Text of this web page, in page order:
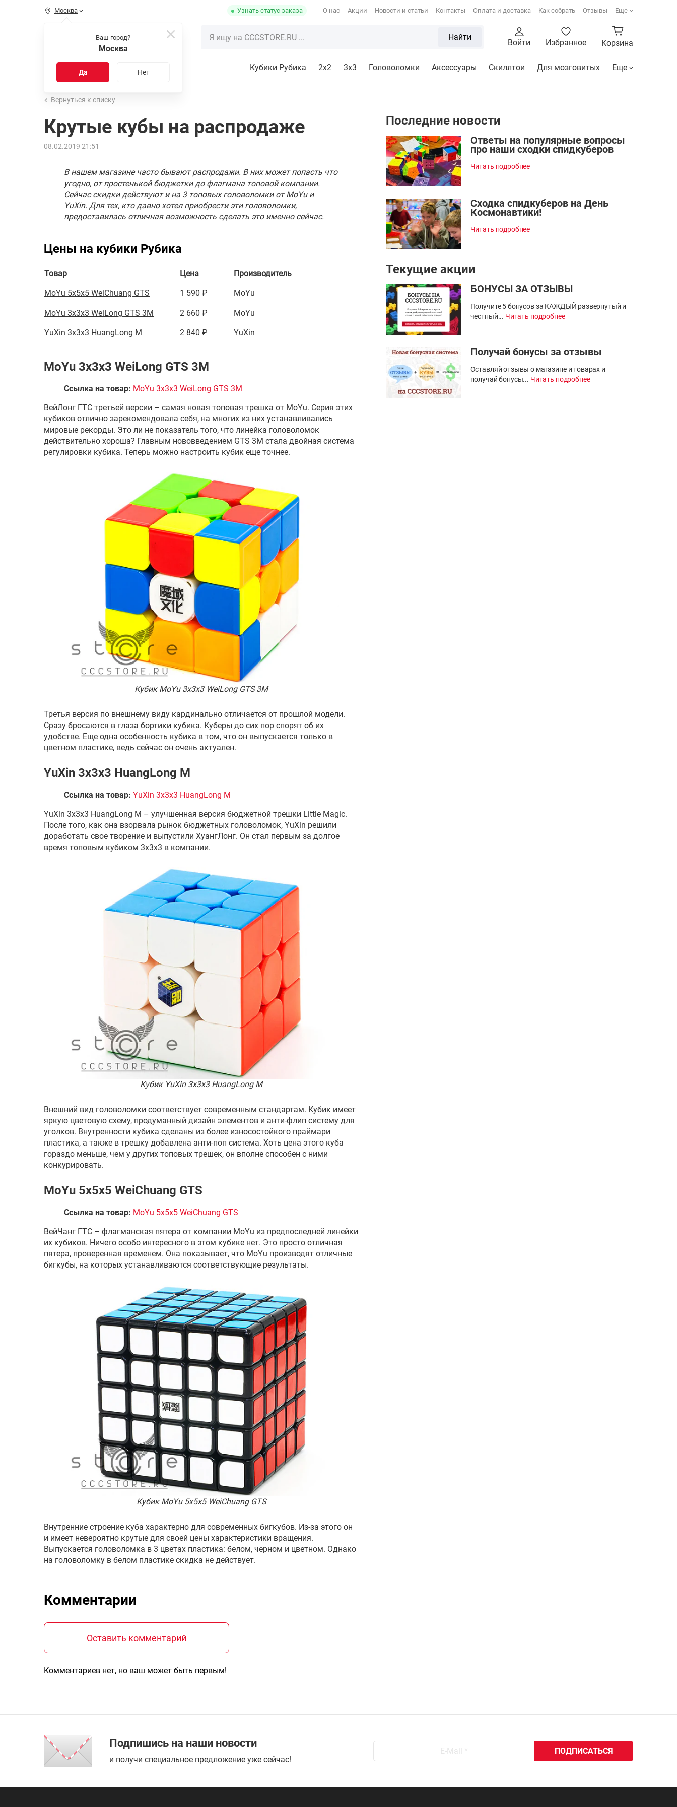
Москва
Ваш город?
Москва
Да Нет
Узнать статус заказа О нас Акции Новости и статьи Контакты Оплата и доставка Как собрать Отзывы Еще
КАТАЛОГ Найти
Войти Избранное Корзина
Распродажа Кубики Рубика 2x2 3х3 Головоломки Аксессуары Скиллтои Для мозговитых Еще
Вернуться к списку
Крутые кубы на распродаже
08.02.2019 21:51
В нашем магазине часто бывают распродажи. В них может попасть что
угодно, от простенькой бюджетки до флагмана топовой компании.
Сейчас скидки действуют и на 3 топовых головоломки от MoYu и
YuXin. Для тех, кто давно хотел приобрести эти головоломки,
предоставилась отличная возможность сделать это именно сейчас.
Цены на кубики Рубика
Товар Цена Производитель
MoYu 5x5x5 WeiChuang GTS 1 590 ₽ MoYu
MoYu 3x3x3 WeiLong GTS 3M 2 660 ₽ MoYu
YuXin 3x3x3 HuangLong M 2 840 ₽ YuXin
MoYu 3x3x3 WeiLong GTS 3M
Ссылка на товар: MoYu 3x3x3 WeiLong GTS 3M
ВейЛонг ГТС третьей версии – самая новая топовая трешка от MoYu. Серия этих
кубиков отлично зарекомендовала себя, на многих из них устанавливались
мировые рекорды. Это ли не показатель того, что линейка головоломок
действительно хороша? Главным нововведением GTS 3M стала двойная система
регулировки кубика. Теперь можно настроить кубик еще точнее.
Кубик MoYu 3x3x3 WeiLong GTS 3M
Третья версия по внешнему виду кардинально отличается от прошлой модели.
Сразу бросаются в глаза бортики кубика. Куберы до сих пор спорят об их
удобстве. Еще одна особенность кубика в том, что он выпускается только в
цветном пластике, ведь сейчас он очень актуален.
YuXin 3x3x3 HuangLong M
Ссылка на товар: YuXin 3x3x3 HuangLong M
YuXin 3x3x3 HuangLong M – улучшенная версия бюджетной трешки Little Magic.
После того, как она взорвала рынок бюджетных головоломок, YuXin решили
доработать свое творение и выпустили ХуангЛонг. Он стал первым за долгое
время топовым кубиком 3х3х3 в компании.
Кубик YuXin 3x3x3 HuangLong M
Внешний вид головоломки соответствует современным стандартам. Кубик имеет
яркую цветовую схему, продуманный дизайн элементов и анти-флип систему для
уголков. Внутренности кубика сделаны из более износостойкого праймари
пластика, а также в трешку добавлена анти-поп система. Хоть цена этого куба
гораздо меньше, чем у других топовых трешек, он вполне способен с ними
конкурировать.
MoYu 5x5x5 WeiChuang GTS
Ссылка на товар: MoYu 5x5x5 WeiChuang GTS
ВейЧанг ГТС – флагманская пятера от компании MoYu из предпоследней линейки
их кубиков. Ничего особо интересного в этом кубике нет. Это просто отличная
пятера, проверенная временем. Она показывает, что MoYu производят отличные
бигкубы, на которых устанавливаются соответствующие результаты.
Кубик MoYu 5x5x5 WeiChuang GTS
Внутренние строение куба характерно для современных бигкубов. Из-за этого он
и имеет невероятно крутые для своей цены характеристики вращения.
Выпускается головоломка в 3 цветах пластика: белом, черном и цветном. Однако
на головоломку в белом пластике скидка не действует.
Последние новости
Ответы на популярные вопросы
про наши сходки спидкуберов
Читать подробнее
Сходка спидкуберов на День
Космонавтики!
Читать подробнее
Текущие акции
БОНУСЫ ЗА ОТЗЫВЫ
Получите 5 бонусов за КАЖДЫЙ развернутый и
честный... Читать подробнее
Получай бонусы за отзывы
Оставляй отзывы о магазине и товарах и
получай бонусы... Читать подробнее
Комментарии
Оставить комментарий
Комментариев нет, но ваш может быть первым!
Подпишись на наши новости
и получи специальное предложение уже сейчас!